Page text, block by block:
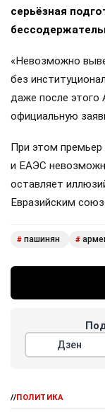
серьёзная
«Невозможно
без
даже после этого
официальную
При этом премьер
и ЕАЭС
оставляет
Евразийским
# пашинян #
Дзен
//ПОЛИТИКА